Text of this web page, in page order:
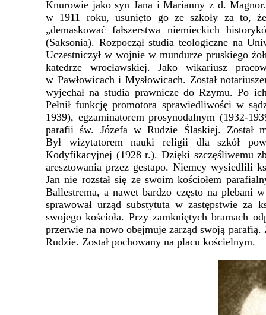
Knurowie jako syn Jana i Marianny z d.
w 1911 roku, usunięto go ze szkoły za to,
„demaskować fałszerstwa niemieckich
(Saksonia). Rozpoczął studia teologiczne na
Uczestniczył w wojnie w mundurze pruskiego
katedrze wrocławskiej. Jako wikariusz
w Pawłowicach i Mysłowicach. Został
wyjechał na studia prawnicze do Rzymu. Po
Pełnił funkcję promotora sprawiedliwości w
1939), egzaminatorem prosynodalnym (1932-
parafii św. Józefa w Rudzie Ślaskiej. Został
Był wizytatorem nauki religii dla szkół
Kodyfikacyjnej (1928 r.). Dzięki szczęśliwemu
aresztowania przez gestapo. Niemcy wysiedlili
Jan nie rozstał się ze swoim kościołem
Ballestrema, a nawet bardzo często na plebani
sprawował urząd substytuta w zastępstwie za
swojego kościoła. Przy zamkniętych bramach
przerwie na nowo obejmuje zarząd swoją
Rudzie. Został pochowany na placu kościelnym.